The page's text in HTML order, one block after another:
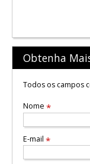
Obtenha
Todos os campos
Nome *
E-mail *